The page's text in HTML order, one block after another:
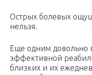
Острых болевых
нельзя.
Еще одним довольно
эффективной
близких и их